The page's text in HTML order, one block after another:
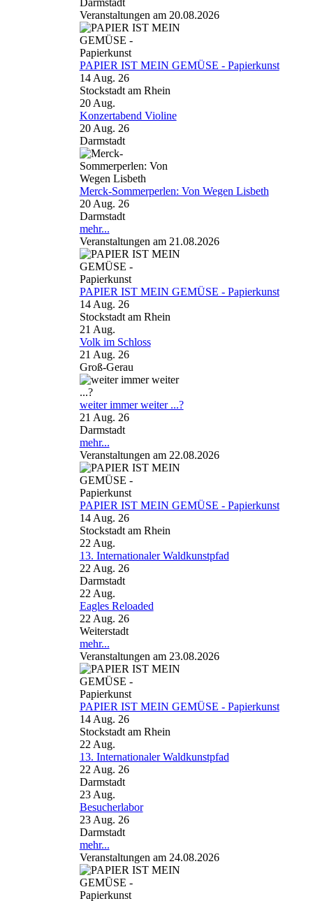
Darmstadt
Veranstaltungen am 20.08.2026
PAPIER IST MEIN GEMÜSE - Papierkunst
14 Aug. 26
Stockstadt am Rhein
20 Aug.
Konzertabend Violine
20 Aug. 26
Darmstadt
Merck-Sommerperlen: Von Wegen Lisbeth
20 Aug. 26
Darmstadt
mehr...
Veranstaltungen am 21.08.2026
PAPIER IST MEIN GEMÜSE - Papierkunst
14 Aug. 26
Stockstadt am Rhein
21 Aug.
Volk im Schloss
21 Aug. 26
Groß-Gerau
weiter immer weiter ...?
21 Aug. 26
Darmstadt
mehr...
Veranstaltungen am 22.08.2026
PAPIER IST MEIN GEMÜSE - Papierkunst
14 Aug. 26
Stockstadt am Rhein
22 Aug.
13. Internationaler Waldkunstpfad
22 Aug. 26
Darmstadt
22 Aug.
Eagles Reloaded
22 Aug. 26
Weiterstadt
mehr...
Veranstaltungen am 23.08.2026
PAPIER IST MEIN GEMÜSE - Papierkunst
14 Aug. 26
Stockstadt am Rhein
22 Aug.
13. Internationaler Waldkunstpfad
22 Aug. 26
Darmstadt
23 Aug.
Besucherlabor
23 Aug. 26
Darmstadt
mehr...
Veranstaltungen am 24.08.2026